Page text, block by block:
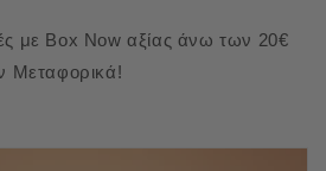
με Box Now αξίας άνω των 20€
Μεταφορικά!